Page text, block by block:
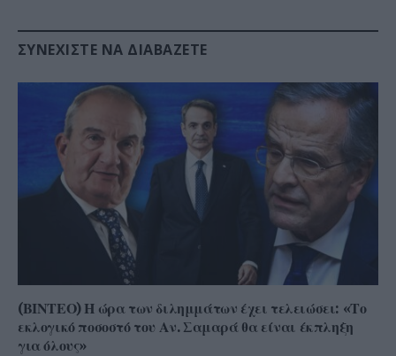
ΣΥΝΕΧΊΣΤΕ ΝΑ ΔΙΑΒΆΖΕΤΕ
(ΒΙΝΤΕΟ) Η ώρα των διλημμάτων έχει τελειώσει: «Το
εκλογικό ποσοστό του Αν. Σαμαρά θα είναι έκπληξη
για όλους»